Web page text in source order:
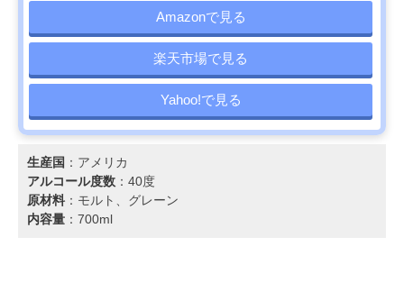
Amazonで見る
楽天市場で見る
Yahoo!で見る
生産国 ：アメリカ
アルコール度数 ：40度
原材料 ：モルト、グレーン
内容量 ：700ml